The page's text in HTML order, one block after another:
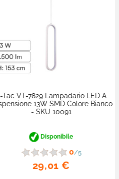
Tac VT-7829 Lampadario LED A
13W SMD Colore Bianco
- SKU 10091
Disponibile
0/5
29,01 €